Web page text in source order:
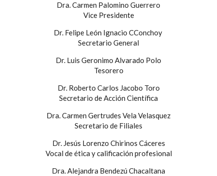
Dra. Carmen Palomino Guerrero
Vice Presidente
Dr. Felipe León Ignacio CConchoy
Secretario General
Dr. Luis Geronimo Alvarado Polo
Tesorero
Dr. Roberto Carlos Jacobo Toro
Secretario de Acción Científica
Dra. Carmen Gertrudes Vela Velasquez
Secretario de Filiales
Dr. Jesús Lorenzo Chirinos Cáceres
Vocal de ética y calificación profesional
Dra. Alejandra Bendezú Chacaltana